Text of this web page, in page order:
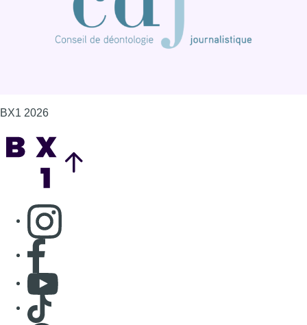
BX1 2026
Consulter page Instagram
Consulter page Facebook
Consulter Youtube
Consulter TikTok